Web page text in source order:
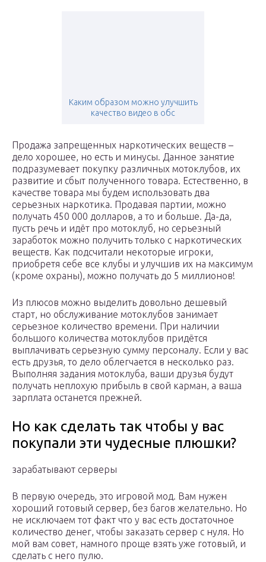
Каким образом можно улучшить
качество видео в обс
Продажа запрещенных наркотических веществ –
дело хорошее, но есть и минусы. Данное занятие
подразумевает покупку различных мотоклубов, их
развитие и сбыт полученного товара. Естественно, в
качестве товара мы будем использовать два
серьезных наркотика. Продавая партии, можно
получать 450 000 долларов, а то и больше. Да-да,
пусть речь и идёт про мотоклуб, но серьезный
заработок можно получить только с наркотических
веществ. Как подсчитали некоторые игроки,
приобретя себе все клубы и улучшив их на максимум
(кроме охраны), можно получать до 5 миллионов!
Из плюсов можно выделить довольно дешевый
старт, но обслуживание мотоклубов занимает
серьезное количество времени. При наличии
большого количества мотоклубов придётся
выплачивать серьезную сумму персоналу. Если у вас
есть друзья, то дело облегчается в несколько раз.
Выполняя задания мотоклуба, ваши друзья будут
получать неплохую прибыль в свой карман, а ваша
зарплата останется прежней.
Но как сделать так чтобы у вас
покупали эти чудесные плюшки?
зарабатывают серверы
В первую очередь, это игровой мод. Вам нужен
хороший готовый сервер, без багов желательно. Но
не исключаем тот факт что у вас есть достаточное
количество денег, чтобы заказать сервер с нуля. Но
мой вам совет, намного проще взять уже готовый, и
сделать с него пулю.